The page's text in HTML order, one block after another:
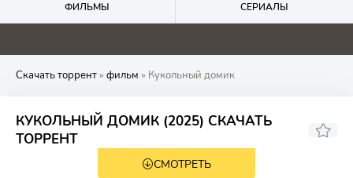
ФИЛЬМЫ СЕРИАЛЫ
0 0 4.8 0
Скачать торрент» фильм » Кукольный домик
КУКОЛЬНЫЙ ДОМИК (2025) СКАЧАТЬ
ТОРРЕНТ
СМОТРЕТЬ